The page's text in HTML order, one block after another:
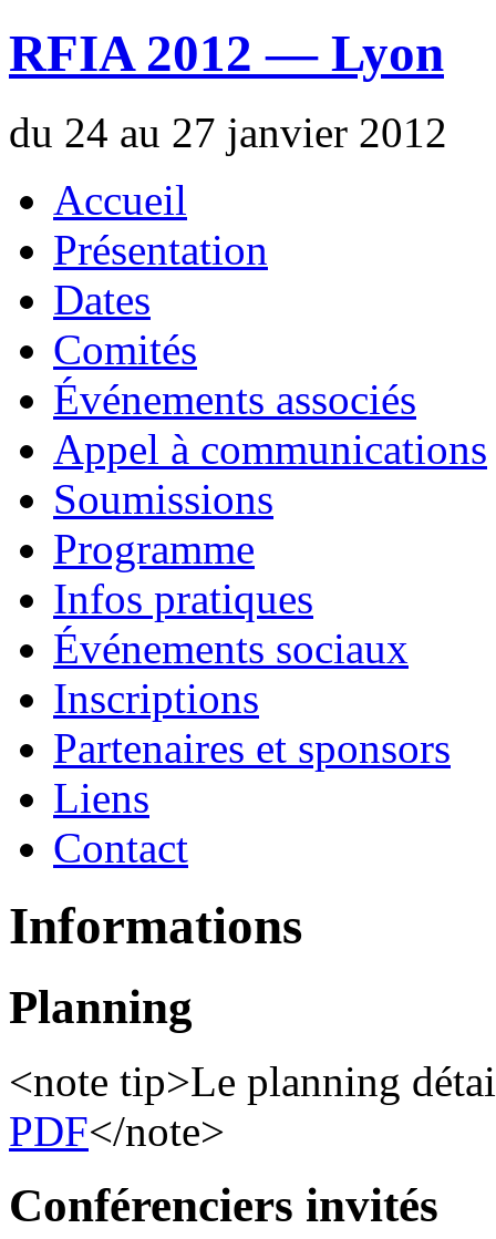
RFIA 2012 — Lyon
du 24 au 27 janvier 2012
Accueil
Présentation
Dates
Comités
Événements associés
Appel à communications
Soumissions
Programme
Infos pratiques
Événements sociaux
Inscriptions
Partenaires et sponsors
Liens
Contact
Informations
Planning
<note tip>Le planning
PDF</note>
Conférenciers invités